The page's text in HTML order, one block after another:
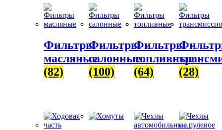
Фильтры
масляные
(82)
Фильтры
салонные
(100)
Фильтры
топливные
(64)
(28)